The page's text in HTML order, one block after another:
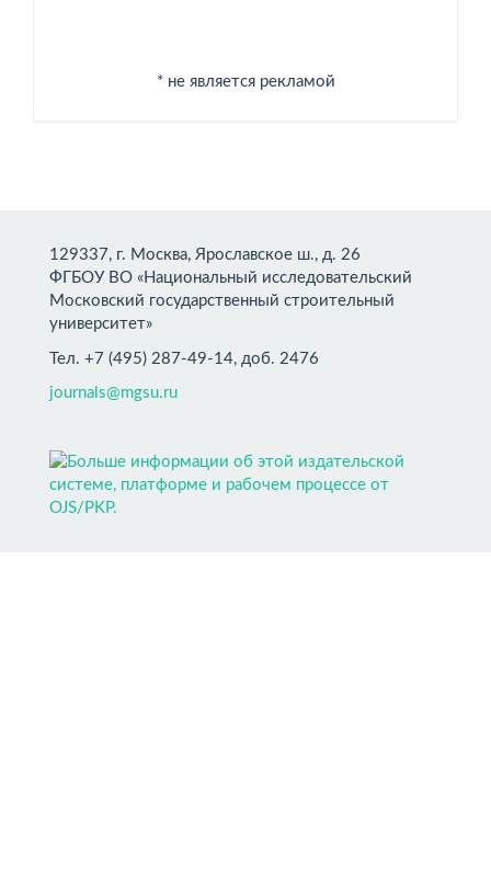
* не является рекламой
129337, г. Москва, Ярославское ш., д. 26
ФГБОУ ВО «Национальный исследовательский
Московский государственный строительный
университет»
Тел. +7 (495) 287-49-14, доб. 2476
journals@mgsu.ru